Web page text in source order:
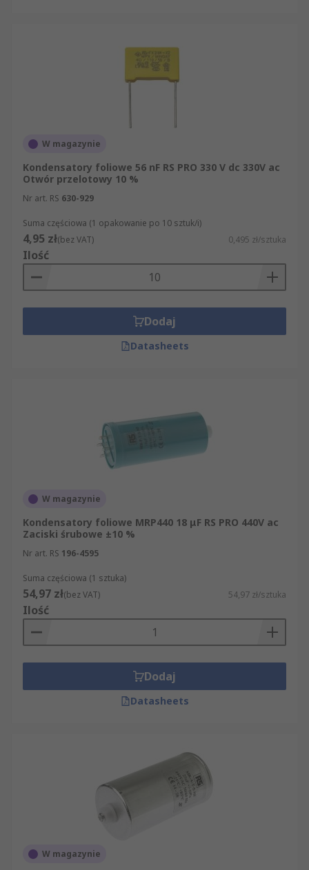
W magazynie
Kondensatory foliowe 56 nF RS PRO 330 V dc 330V ac
Otwór przelotowy 10 %
Nr art. RS 630-929
Suma częściowa (1 opakowanie po 10 sztuk/i)
4,95 zł(bez VAT) 0,495 zł/sztuka
Ilość
Dodaj
Datasheets
W magazynie
Kondensatory foliowe MRP440 18 μF RS PRO 440V ac
Zaciski śrubowe ±10 %
Nr art. RS 196-4595
Suma częściowa (1 sztuka)
54,97 zł(bez VAT) 54,97 zł/sztuka
Ilość
Dodaj
Datasheets
W magazynie